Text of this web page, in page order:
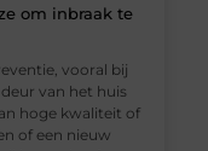
om inbraak te
vooral bij
van het huis
hoge kwaliteit of
of een nieuw